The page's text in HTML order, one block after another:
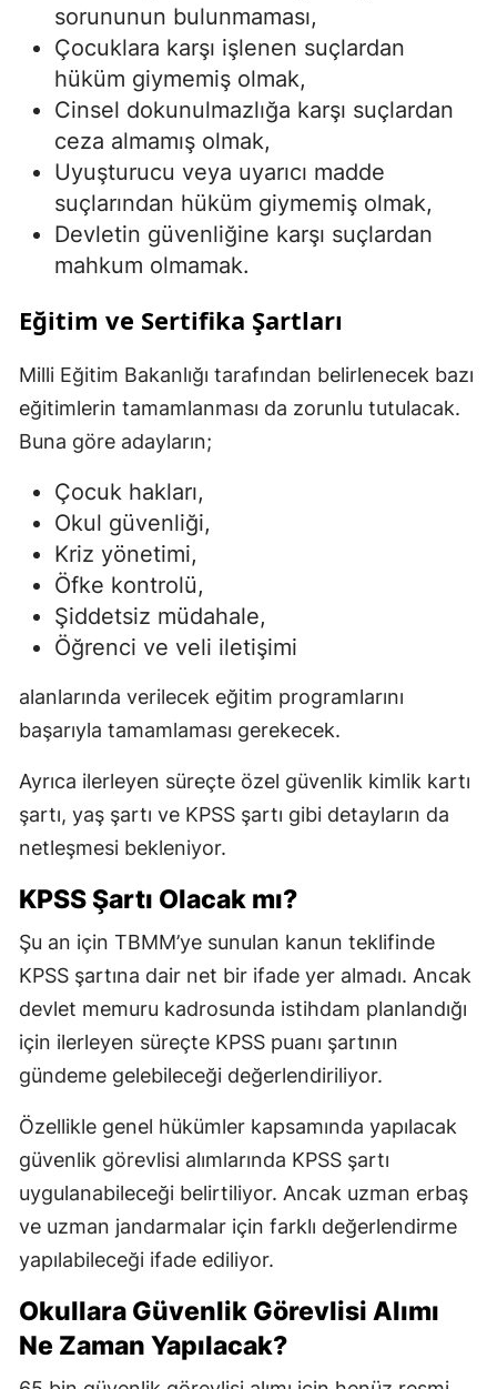
sorununun bulunmaması,
Çocuklara karşı işlenen suçlardan
hüküm giymemiş olmak,
Cinsel dokunulmazlığa karşı suçlardan
ceza almamış olmak,
Uyuşturucu veya uyarıcı madde
suçlarından hüküm giymemiş olmak,
Devletin güvenliğine karşı suçlardan
mahkum olmamak.
Eğitim ve Sertifika Şartları
Milli Eğitim Bakanlığı tarafından belirlenecek bazı
eğitimlerin tamamlanması da zorunlu tutulacak.
Buna göre adayların;
Çocuk hakları,
Okul güvenliği,
Kriz yönetimi,
Öfke kontrolü,
Şiddetsiz müdahale,
Öğrenci ve veli iletişimi
alanlarında verilecek eğitim programlarını
başarıyla tamamlaması gerekecek.
Ayrıca ilerleyen süreçte özel güvenlik kimlik kartı
şartı, yaş şartı ve KPSS şartı gibi detayların da
netleşmesi bekleniyor.
KPSS Şartı Olacak mı?
Şu an için TBMM’ye sunulan kanun teklifinde
KPSS şartına dair net bir ifade yer almadı. Ancak
devlet memuru kadrosunda istihdam planlandığı
için ilerleyen süreçte KPSS puanı şartının
gündeme gelebileceği değerlendiriliyor.
Özellikle genel hükümler kapsamında yapılacak
güvenlik görevlisi alımlarında KPSS şartı
uygulanabileceği belirtiliyor. Ancak uzman erbaş
ve uzman jandarmalar için farklı değerlendirme
yapılabileceği ifade ediliyor.
Okullara Güvenlik Görevlisi Alımı
Ne Zaman Yapılacak?